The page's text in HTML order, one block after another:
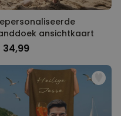
ansichtkaart